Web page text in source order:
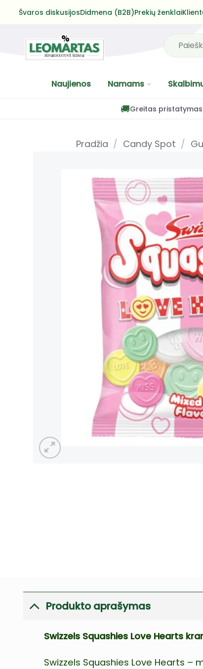
Švaros diskusijosDidmena (B2B)Prekių ženklai
Ieškoti:
Naujienos Namams
🚚Greitas pristatymas
Pradžia / Candy Spot /
Produkto aprašymas
Swizzels Squashies Love Hearts
Swizzels Squashies Love Hearts –